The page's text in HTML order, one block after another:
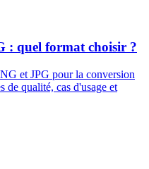
: quel format choisir ?
et JPG pour la conversion
de qualité, cas d'usage et